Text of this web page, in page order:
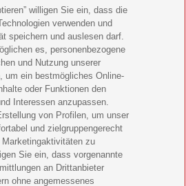
verschenken
verschenken
verschenken
verschenken
verschenken
willigen Sie ein, dass die
verwenden und
speichern und auslesen darf.
es, personenbezogene
und Nutzung unserer
um ein bestmögliches Online-
oder Funktionen den
Interessen anzupassen.
von Profilen, um unser
und zielgruppengerecht
zu
Sie ein, dass vorgenannte
an Drittanbieter
ohne angemessenes